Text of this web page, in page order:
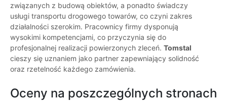
związanych z budową obiektów, a ponadto świadczy
usługi transportu drogowego towarów, co czyni zakres
działalności szerokim. Pracownicy firmy dysponują
wysokimi kompetencjami, co przyczynia się do
profesjonalnej realizacji powierzonych zleceń. Tomstal
cieszy się uznaniem jako partner zapewniający solidność
oraz rzetelność każdego zamówienia.
Oceny na poszczególnych stronach